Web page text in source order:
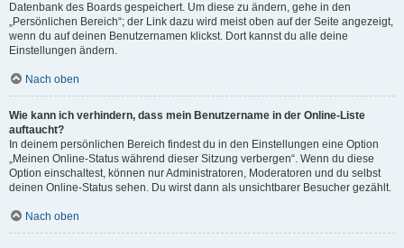
Datenbank des Boards gespeichert. Um diese zu ändern, gehe in den
„Persönlichen Bereich“; der Link dazu wird meist oben auf der Seite angezeigt,
wenn du auf deinen Benutzernamen klickst. Dort kannst du alle deine
Einstellungen ändern.
Nach oben
Wie kann ich verhindern, dass mein Benutzername in der Online-Liste
auftaucht?
In deinem persönlichen Bereich findest du in den Einstellungen eine Option
„Meinen Online-Status während dieser Sitzung verbergen“. Wenn du diese
Option einschaltest, können nur Administratoren, Moderatoren und du selbst
deinen Online-Status sehen. Du wirst dann als unsichtbarer Besucher gezählt.
Nach oben